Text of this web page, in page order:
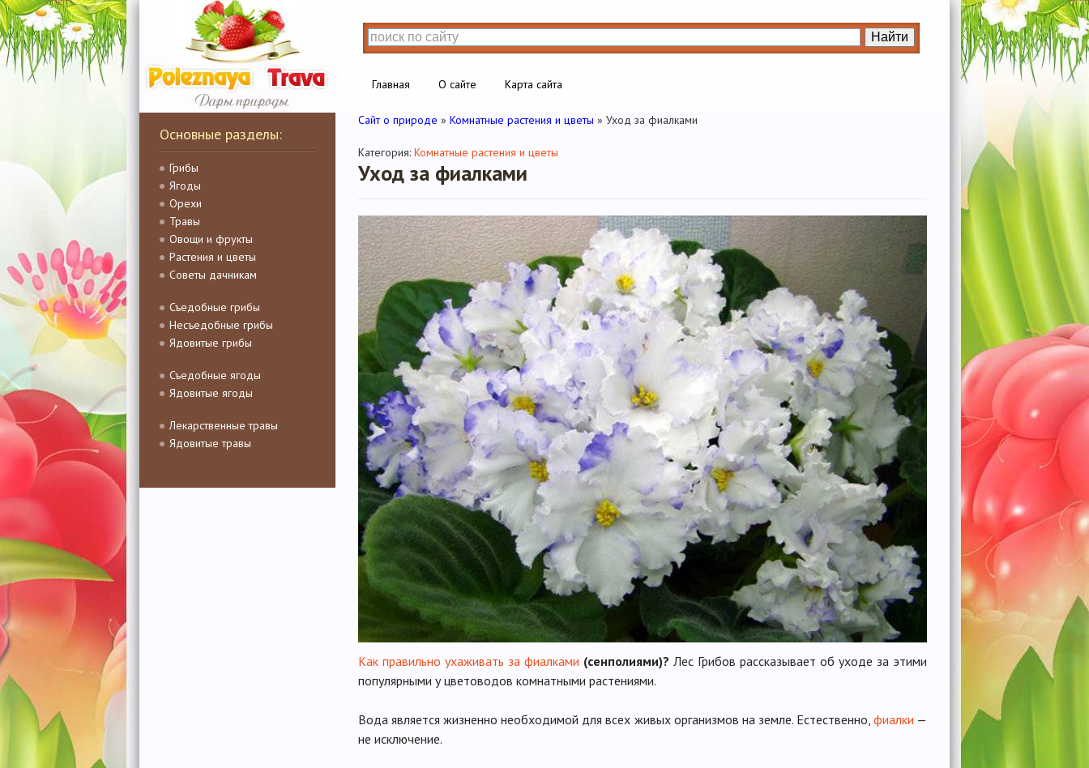
Главная О сайте Карта сайта
Основные разделы:
Грибы
Ягоды
Орехи
Травы
Овощи и фрукты
Растения и цветы
Советы дачникам
Съедобные грибы
Несъедобные грибы
Ядовитые грибы
Съедобные ягоды
Ядовитые ягоды
Лекарственные травы
Ядовитые травы
Сайт о природе » Комнатные растения и цветы » Уход за фиалками
Категория: Комнатные растения и цветы
Уход за фиалками
Как правильно ухаживать за фиалками (сенполиями)? Лес Грибов рассказывает об уходе за этими
популярными у цветоводов комнатными растениями.
Вода является жизненно необходимой для всех живых организмов на земле. Естественно, фиалки —
не исключение.